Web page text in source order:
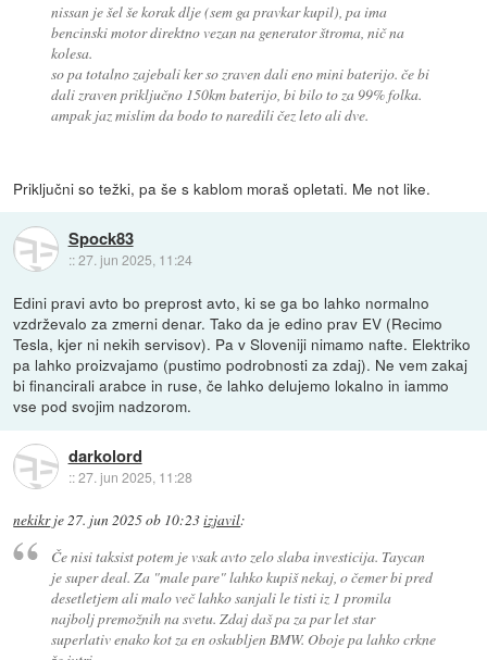
nissan je šel še korak dlje (sem ga pravkar kupil), pa ima
bencinski motor direktno vezan na generator štroma, nič na
kolesa.
so pa totalno zajebali ker so zraven dali eno mini baterijo. če bi
dali zraven priključno 150km baterijo, bi bilo to za 99% folka.
ampak jaz mislim da bodo to naredili čez leto ali dve.
Priključni so težki, pa še s kablom moraš opletati. Me not like.
Spock83
::27. jun 2025, 11:24
Edini pravi avto bo preprost avto, ki se ga bo lahko normalno
vzdrževalo za zmerni denar. Tako da je edino prav EV (Recimo
Tesla, kjer ni nekih servisov). Pa v Sloveniji nimamo nafte. Elektriko
pa lahko proizvajamo (pustimo podrobnosti za zdaj). Ne vem zakaj
bi financirali arabce in ruse, če lahko delujemo lokalno in iammo
vse pod svojim nadzorom.
darkolord
::27. jun 2025, 11:28
nekikrje27. jun 2025 ob 10:23izjavil:
Če nisi taksist potem je vsak avto zelo slaba investicija. Taycan
je super deal. Za "male pare" lahko kupiš nekaj, o čemer bi pred
desetletjem ali malo več lahko sanjali le tisti iz 1 promila
najbolj premožnih na svetu. Zdaj daš pa za par let star
superlativ enako kot za en oskubljen BMW. Oboje pa lahko crkne